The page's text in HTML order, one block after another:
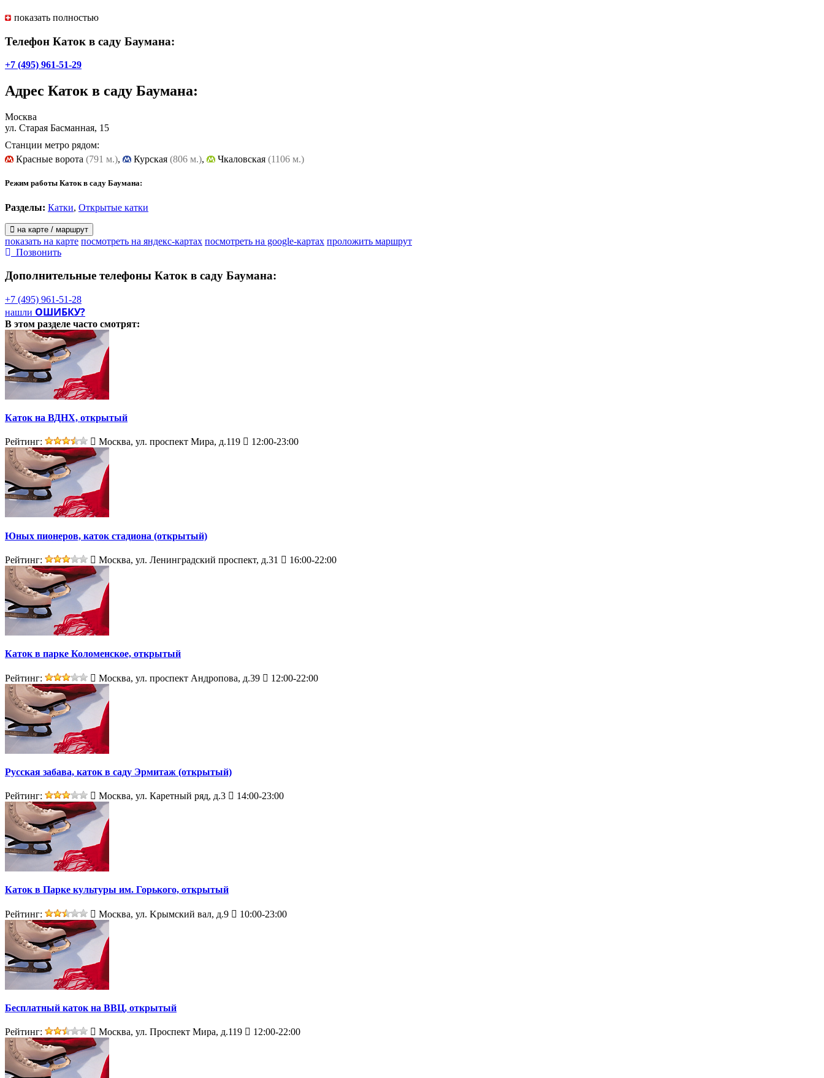
Понедельник – пятница с 12:00 до 22:00.
Суббота, воскресенье и праздники с 11:00 до 22:00.
Цены
Суббота, воскресенье и праздники:
входной билет – 150 руб.
Заточка коньков – 200 руб.
Гардероб – 50 руб.
Дополнительно
Теплые раздевалки, возможность аренды катка для организации различных мероприятий, аренда снегоката, катание на снегокате, экскурсионная поездка в санях по маршруту.
показать полностью
Телефон Каток в саду Баумана:
+7 (495) 961-51-29
Адрес Каток в саду Баумана:
Москва
ул. Старая Басманная, 15
Станции метро рядом:
Красные ворота (791 м.), Курская (806 м.), Чкаловская (1106 м.)
Режим работы Каток в саду Баумана:
Разделы: Катки, Открытые катки
на карте / маршрут
показать на карте посмотреть на яндекс-картах посмотреть на google-картах проложить маршрут
Позвонить
Дополнительные телефоны Каток в саду Баумана:
+7 (495) 961-51-28
нашли ОШИБКУ?
В этом разделе часто смотрят:
Каток на ВДНХ, открытый
Рейтинг: Москва, ул. проспект Мира, д.119 12:00-23:00
Юных пионеров, каток стадиона (открытый)
Рейтинг: Москва, ул. Ленинградский проспект, д.31 16:00-22:00
Каток в парке Коломенское, открытый
Рейтинг: Москва, ул. проспект Андропова, д.39 12:00-22:00
Русская забава, каток в саду Эрмитаж (открытый)
Рейтинг: Москва, ул. Каретный ряд, д.3 14:00-23:00
Каток в Парке культуры им. Горького, открытый
Рейтинг: Москва, ул. Kрымский вал, д.9 10:00-23:00
Бесплатный каток на ВВЦ, открытый
Рейтинг: Москва, ул. Проспект Мира, д.119 12:00-22:00